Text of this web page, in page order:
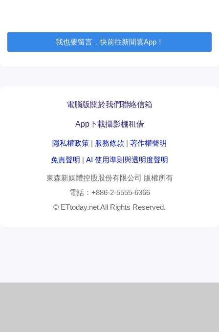
我也要留言，快前往新聞雲App！
電腦版關於我們聯絡信箱
App下載攝影棚租借
隱私權政策 | 服務條款 | 著作權聲明
免責聲明 | AI 使用準則與透明度聲明
東森新媒體控股股份有限公司 版權所有
電話： +886-2-5555-6366
© ETtoday.net All Rights Reserved.